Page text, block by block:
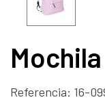
Referencia: 16-